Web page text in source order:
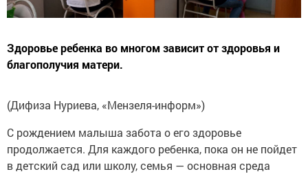
Здоровье ребенка во многом зависит от здоровья и
благополучия матери.
(Дифиза Нуриева, «Мензеля-информ»)
С рождением малыша забота о его здоровье
продолжается. Для каждого ребенка, пока он не пойдет
в детский сад или школу, семья — основная среда